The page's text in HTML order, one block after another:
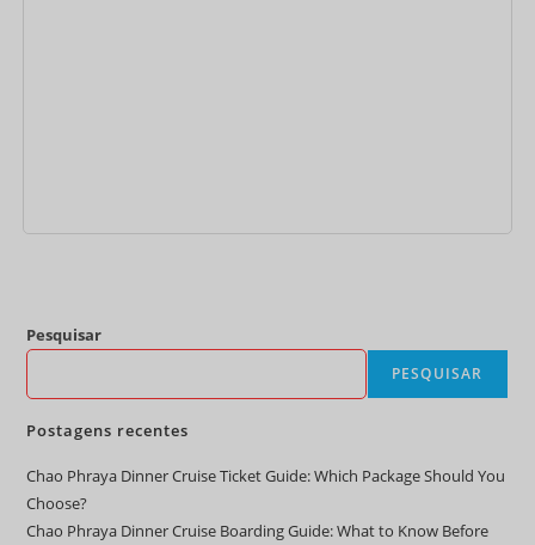
Pesquisar
PESQUISAR
Postagens recentes
Chao Phraya Dinner Cruise Ticket Guide: Which Package Should You
Choose?
Chao Phraya Dinner Cruise Boarding Guide: What to Know Before